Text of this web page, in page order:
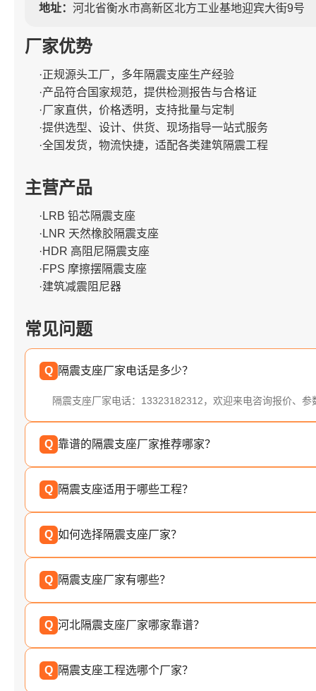
地址： 河北省衡水市高新区北方工业基地迎宾大街9号
厂家优势
·正规源头工厂，多年隔震支座生产经验
·产品符合国家规范，提供检测报告与合格证
·厂家直供，价格透明，支持批量与定制
·提供选型、设计、供货、现场指导一站式服务
·全国发货，物流快捷，适配各类建筑隔震工程
主营产品
·LRB 铅芯隔震支座
·LNR 天然橡胶隔震支座
·HDR 高阻尼隔震支座
·FPS 摩擦摆隔震支座
·建筑减震阻尼器
常见问题
Q 隔震支座厂家电话是多少？
隔震支座厂家电话：13323182312，欢迎来电咨询报价、参
Q 靠谱的隔震支座厂家推荐哪家？
Q 隔震支座适用于哪些工程？
Q 如何选择隔震支座厂家？
Q 隔震支座厂家有哪些？
Q 河北隔震支座厂家哪家靠谱？
Q 隔震支座工程选哪个厂家？